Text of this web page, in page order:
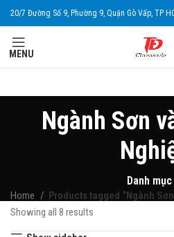
20/7 Đường Số 9, Phường 9, Quận Gò Vấp, TP
MENU
Ngành Sơn
Danh mục
Home
Products tagged “Ngành
Showing all 8 results